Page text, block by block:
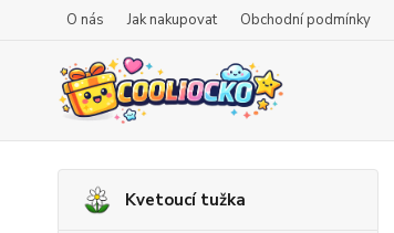
O nás Jak nakupovat Obchodní podmínky
Kvetoucí tužka